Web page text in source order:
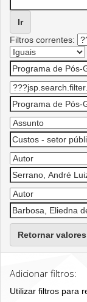
Filtros correntes:
Retornar valores
Adicionar filtros:
Utilizar filtros para